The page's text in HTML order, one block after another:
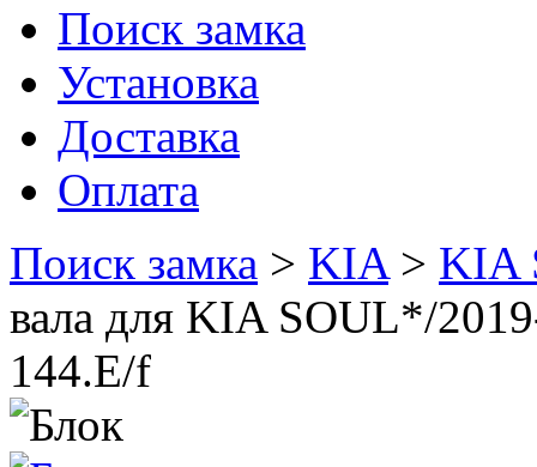
Поиск замка
Установка
Доставка
Оплата
Поиск замка > KIA > KIA
вала для KIA SOUL*/
144.E/f